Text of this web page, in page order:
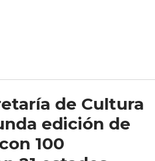
de Cultura
edición de
100